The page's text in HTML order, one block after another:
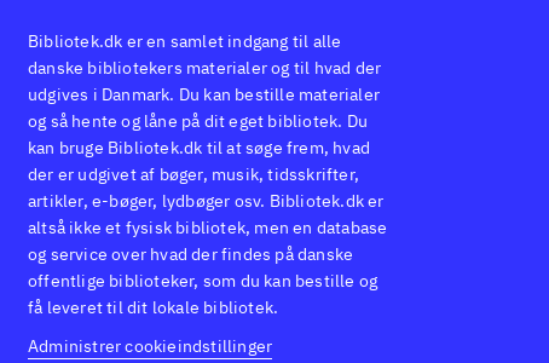
Bibliotek.dk er en samlet indgang til alle
danske bibliotekers materialer og til hvad der
udgives i Danmark. Du kan bestille materialer
og så hente og låne på dit eget bibliotek. Du
kan bruge Bibliotek.dk til at søge frem, hvad
der er udgivet af bøger, musik, tidsskrifter,
artikler, e-bøger, lydbøger osv. Bibliotek.dk er
altså ikke et fysisk bibliotek, men en database
og service over hvad der findes på danske
offentlige biblioteker, som du kan bestille og
få leveret til dit lokale bibliotek.
Administrer cookieindstillinger